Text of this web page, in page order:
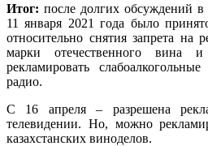
Итог: после долгих обсуждений
11 января 2021 года было
относительно снятия запрета на
марки отечественного вина
рекламировать
радио.
С 16 апреля – разрешена
телевидении. Но, можно
казахстанских виноделов.